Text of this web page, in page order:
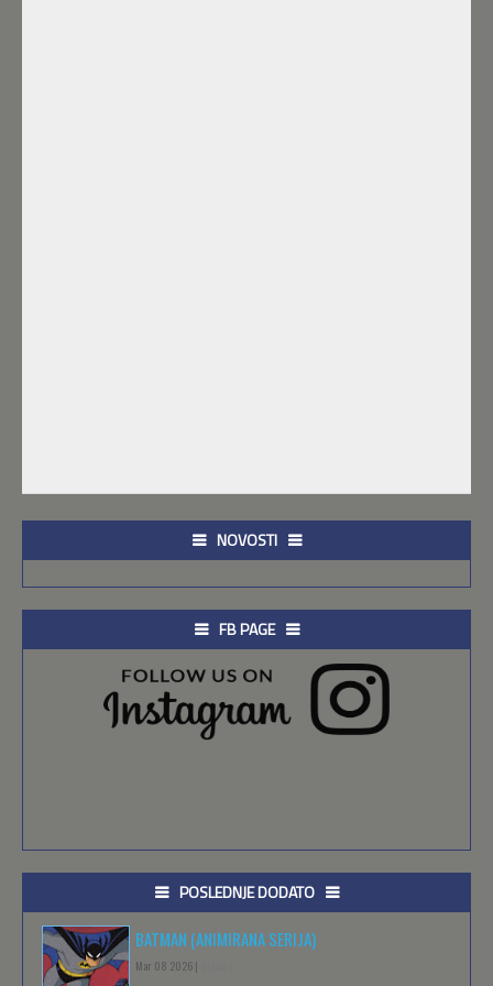
NOVOSTI
FB PAGE
POSLEDNJE DODATO
BATMAN (ANIMIRANA SERIJA)
Mar 08 2026 |